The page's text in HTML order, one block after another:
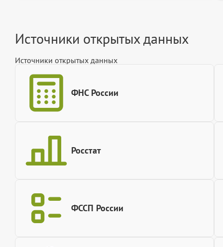
Источники открытых данных
Источники открытых данных
ФНС России
Росстат
ФССП России